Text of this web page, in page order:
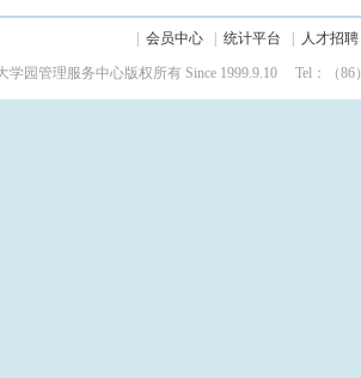
会员中心| 统计平台 人才招聘
学园管理服务中心版权所有 Since 1999.9.10 Tel：（